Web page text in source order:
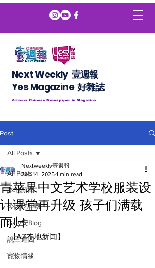
Next Weekly 壹週報
​​Yes Magazine 好雜誌
Arizona Chinese Newspaper & Magazine
Post
All Posts
本地新聞
今天吃什麼
Gary安Blog
說三道四
寵物情緣
All Posts
青苹果中文艺术学校服装设
计课堂再升级 孩子们满载
而归
Nextweekly壹週報
Sep 14, 2025 1 min read
【AZ本地新闻】